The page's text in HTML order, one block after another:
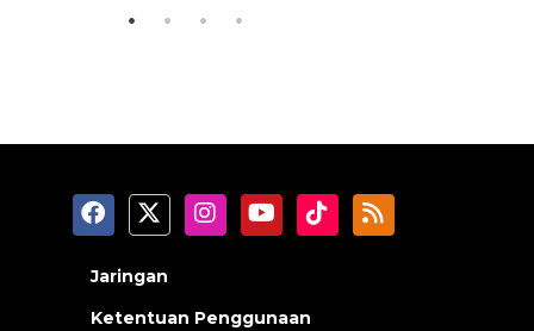
Jaringan
Ketentuan Penggunaan